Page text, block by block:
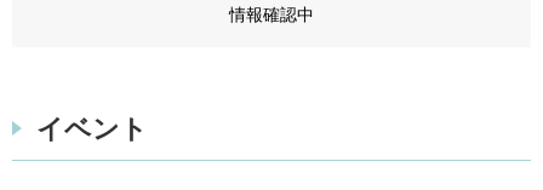
情報確認中
イベント